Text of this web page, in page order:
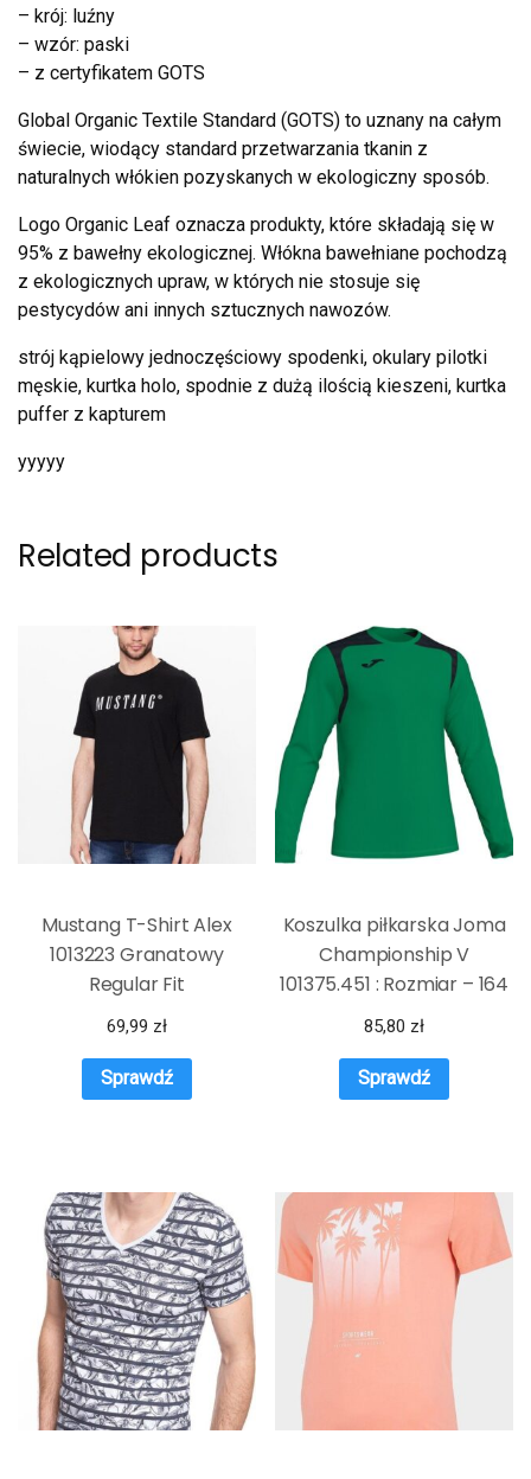
– krój: luźny
– wzór: paski
– z certyfikatem GOTS
Global Organic Textile Standard (GOTS) to uznany na całym
świecie, wiodący standard przetwarzania tkanin z
naturalnych włókien pozyskanych w ekologiczny sposób.
Logo Organic Leaf oznacza produkty, które składają się w
95% z bawełny ekologicznej. Włókna bawełniane pochodzą
z ekologicznych upraw, w których nie stosuje się
pestycydów ani innych sztucznych nawozów.
strój kąpielowy jednoczęściowy spodenki, okulary pilotki
męskie, kurtka holo, spodnie z dużą ilością kieszeni, kurtka
puffer z kapturem
yyyyy
Related products
Mustang T-Shirt Alex
1013223 Granatowy
Regular Fit
69,99 zł
Sprawdź
Koszulka piłkarska Joma
Championship V
101375.451 : Rozmiar – 164
cm
85,80 zł
Sprawdź